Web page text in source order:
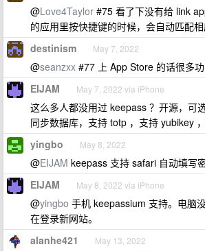
@Love4Taylor #75 看了下没有给 link
的应用里按快捷键的时候，会自动匹配
destinism May 7, 2022
@seanzxx #77 上 App Store 的话很多
EIJAM May 7, 2022 via iPhone
这么多人都没用过 keepass ？开源，可
同步数据库，支持 totp ，支持 yubikey
yingbo May 8, 2022
@EIJAM keepass 支持 safari 自动填写
EIJAM May 8, 2022 via iPhone
@yingbo 手机 keepassium 支持。电脑
在登录新网站。
alanhe421 May 13, 2022